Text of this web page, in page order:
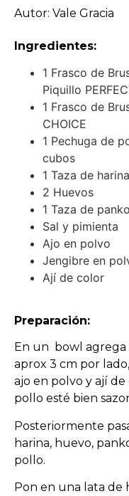
Autor: Vale Gracia
Ingredientes:
1 Frasco de
Piquillo
1 Frasco de
CHOICE
1 Pechuga de
cubos
1 Taza de harina
2 Huevos
1 Taza de
Sal y pimienta
Ajo en polvo
Jengibre en
Ají de color
Preparación:
En un bowl
aprox 3 cm por
ajo en polvo y ají
pollo esté bien
Posteriormente
harina, huevo,
pollo.
Pon en una lata de